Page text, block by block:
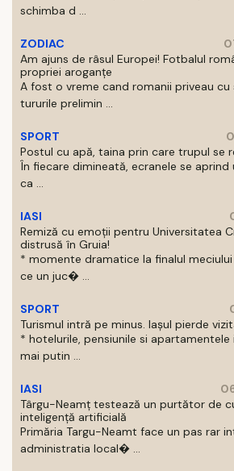
schimba d ...
ZODIAC
Am ajuns de râsul Europei! Fotbalul
propriei aroganțe
A fost o vreme cand romanii priveau
tururile prelimin ...
SPORT
Postul cu apă, taina prin care trupul se
În fiecare dimineată, ecranele se aprind
ca ...
IASI
Remiză cu emoții pentru Universitatea
distrusă în Gruia!
* momente dramatice la finalul meciului
ce un juc� ...
SPORT
Turismul intră pe minus. Iașul pierde
* hotelurile, pensiunile si
mai putin ...
IASI
Târgu-Neamț testează un purtător de
inteligență artificială
Primăria Targu-Neamt face un pas rar
administratia local� ...